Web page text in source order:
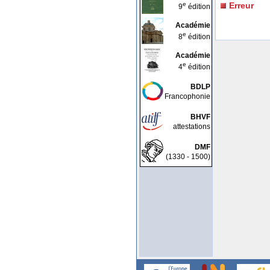
9e édition
Académie
8e édition
Académie
4e édition
BDLP
Francophonie
BHVF
attestations
DMF
(1330 - 1500)
Erreur